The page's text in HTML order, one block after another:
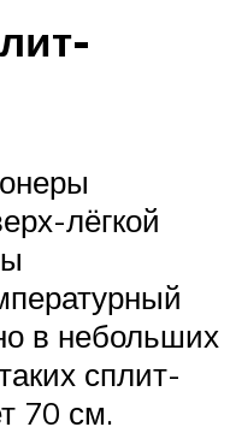
лёгкой
в небольших
сплит-
70 см.